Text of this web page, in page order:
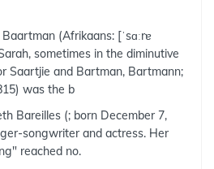
(Afrikaans: [ˈsɑːrɐ
sometimes in the diminutive
Saartjie and Bartman, Bartmann;
was the b
Bareilles (; born December 7,
songwriter and actress. Her
reached no.